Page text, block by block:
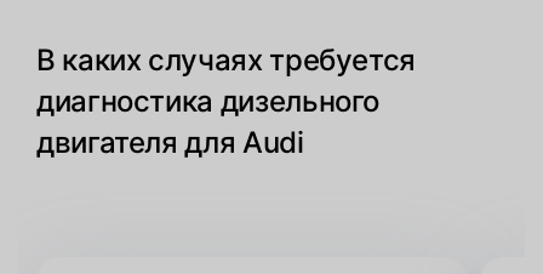
В каких случаях требуется
диагностика дизельного
двигателя для Audi